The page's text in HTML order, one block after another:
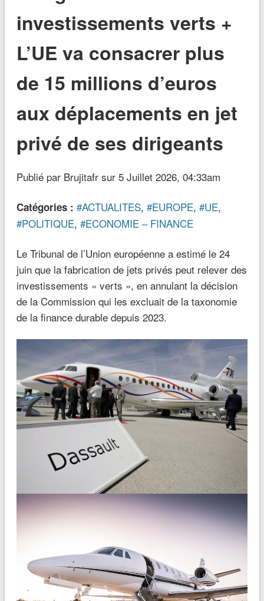
investissements verts +
L’UE va consacrer plus
de 15 millions d’euros
aux déplacements en jet
privé de ses dirigeants
Publié par Brujitafr sur 5 Juillet 2026, 04:33am
Catégories : #ACTUALITES, #EUROPE, #UE,
#POLITIQUE, #ECONOMIE – FINANCE
Le Tribunal de l’Union européenne a estimé le 24
juin que la fabrication de jets privés peut relever des
investissements « verts », en annulant la décision
de la Commission qui les excluait de la taxonomie
de la finance durable depuis 2023.